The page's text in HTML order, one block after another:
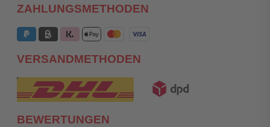
ZAHLUNGSMETHODEN
VERSANDMETHODEN
BEWERTUNGEN